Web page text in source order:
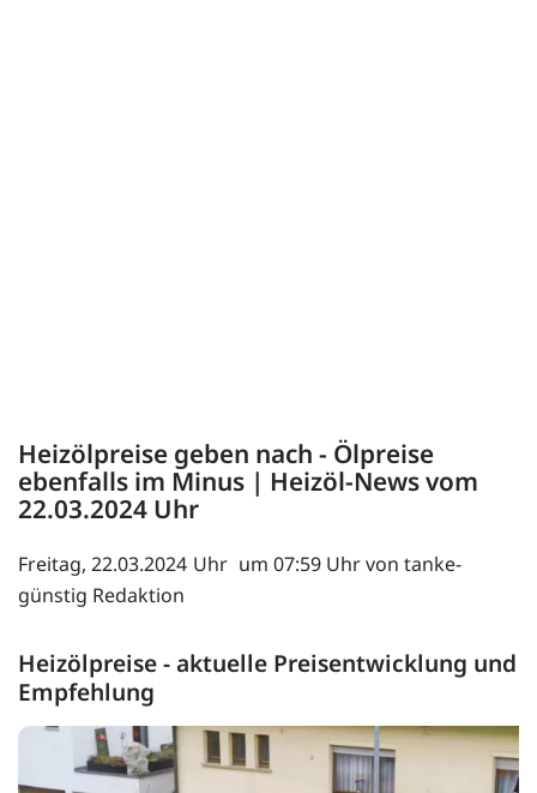
Heizölpreise geben nach - Ölpreise
ebenfalls im Minus | Heizöl-News vom
22.03.2024
Freitag, 22.03.2024
um 07:59 Uhr von tanke-
günstig Redaktion
Heizölpreise - aktuelle Preisentwicklung und
Empfehlung